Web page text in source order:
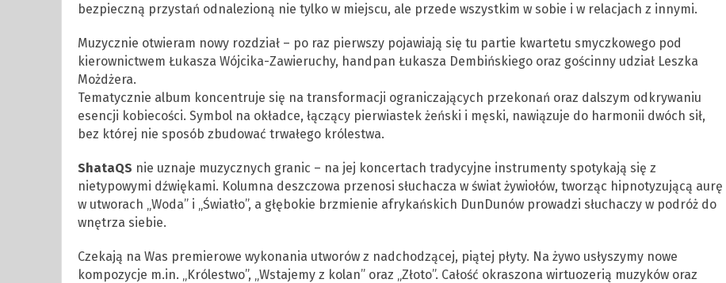
bezpieczną przystań odnalezioną nie tylko w miejscu, ale przede wszystkim w sobie i w relacjach z innymi.
Muzycznie otwieram nowy rozdział – po raz pierwszy pojawiają się tu partie kwartetu smyczkowego pod
kierownictwem Łukasza Wójcika-Zawieruchy, handpan Łukasza Dembińskiego oraz gościnny udział Leszka
Możdżera.
Tematycznie album koncentruje się na transformacji ograniczających przekonań oraz dalszym odkrywaniu
esencji kobiecości. Symbol na okładce, łączący pierwiastek żeński i męski, nawiązuje do harmonii dwóch sił,
bez której nie sposób zbudować trwałego królestwa.
ShataQS nie uznaje muzycznych granic – na jej koncertach tradycyjne instrumenty spotykają się z
nietypowymi dźwiękami. Kolumna deszczowa przenosi słuchacza w świat żywiołów, tworząc hipnotyzującą aurę
w utworach „Woda” i „Światło”, a głębokie brzmienie afrykańskich DunDunów prowadzi słuchaczy w podróż do
wnętrza siebie.
Czekają na Was premierowe wykonania utworów z nadchodzącej, piątej płyty. Na żywo usłyszymy nowe
kompozycje m.in. „Królestwo”, „Wstajemy z kolan” oraz „Złoto”. Całość okraszona wirtuozerią muzyków oraz